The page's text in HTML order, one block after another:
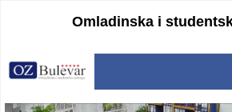
Omladinska i
Početna